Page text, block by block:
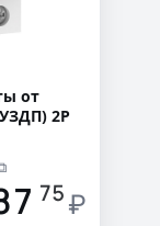
от
2P
75₽